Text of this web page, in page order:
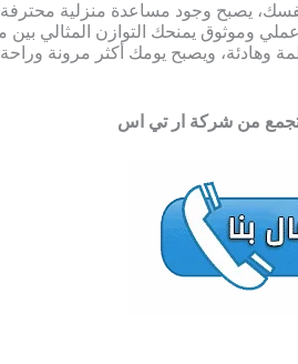
يصبح وجود مساعدة منزلية
وموثوق يمنحك التوازن المثالي بين
وهادئة، ويصبح يومك أكثر مرونة